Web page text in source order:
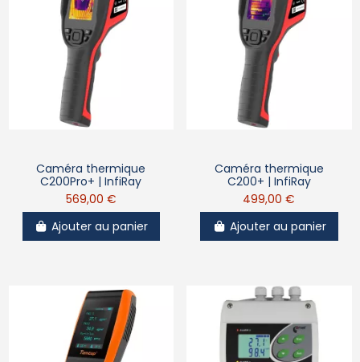
Caméra thermique
C200Pro+ | InfiRay
569,00 €
Ajouter au panier
Caméra thermique
C200+ | InfiRay
499,00 €
Ajouter au panier